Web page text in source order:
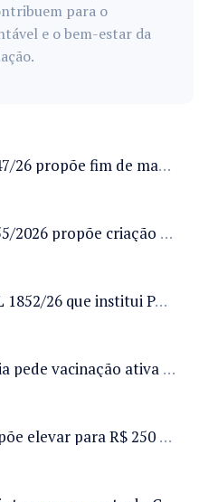
para o
e o bem-estar da
Projeto de Lei 1947/26 propõe fim de margens para cartão de crédito e consignado do INSS
Projeto de Lei 1955/2026 propõe criação de geração livre de fumo ao restringir venda de vapes a nascidos desde 1º de janeiro de 2009
Câmara analisa PL 1852/26 que institui Política Nacional de Gestão de Desempenho e Eficiência para servidores públicos
Dorinaldo Malafaia pede vacinação ativa ao Ministério da Saúde para reverter queda na cobertura vacinal no Brasil
Projeto de lei propõe elevar para R$ 250 mil limite de isenção do IPI para pessoas com deficiência e autismo